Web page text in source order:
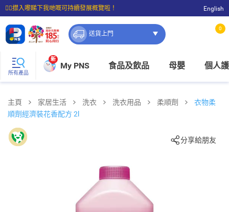
☝🏼㩒入嚟睇下我哋嘅可持續發展概覽啦！
⭐購物滿$399即享免費送貨；滿$100即可免費店取。
English
送貨上門
0
所有產品
新
My PNS 食品及飲品 母嬰 個人
主頁 家居生活 洗衣 洗衣用品 柔順劑
衣物柔
順劑經濟裝花香配方 2l
分享給朋友